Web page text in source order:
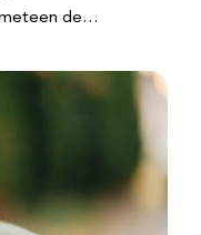
meteen de…